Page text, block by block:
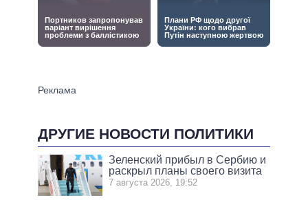
ДРУГИЕ НОВОСТИ ПОЛИТИКИ
Зеленский прибыл в Сербию и
раскрыл планы своего визита
7 августа 2026, 19:52